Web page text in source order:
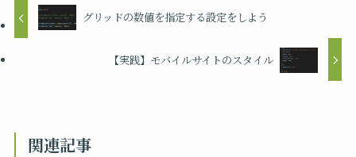
グリッドの数値を指定する設定をしよう
【実践】モバイルサイトのスタイル
関連記事